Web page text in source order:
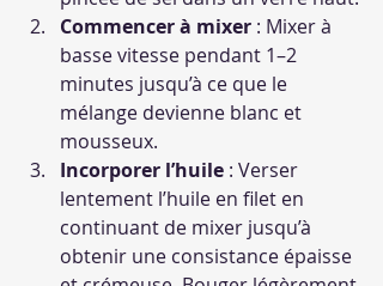
Commencer à mixer : Mixer à
basse vitesse pendant 1–2
minutes jusqu’à ce que le
mélange devienne blanc et
mousseux.
Incorporer l’huile : Verser
lentement l’huile en filet en
continuant de mixer jusqu’à
obtenir une consistance épaisse